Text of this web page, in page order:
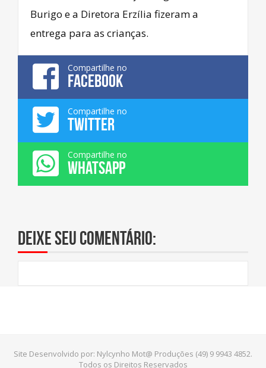
Burigo e a Diretora Erzília fizeram a
entrega para as crianças.
Compartilhe no
FACEBOOK
Compartilhe no
TWITTER
Compartilhe no
WHATSAPP
Deixe seu comentário:
Site Desenvolvido por: Nylcynho Mot@ Produções (49) 9 9943 4852.
Todos os Direitos Reservados